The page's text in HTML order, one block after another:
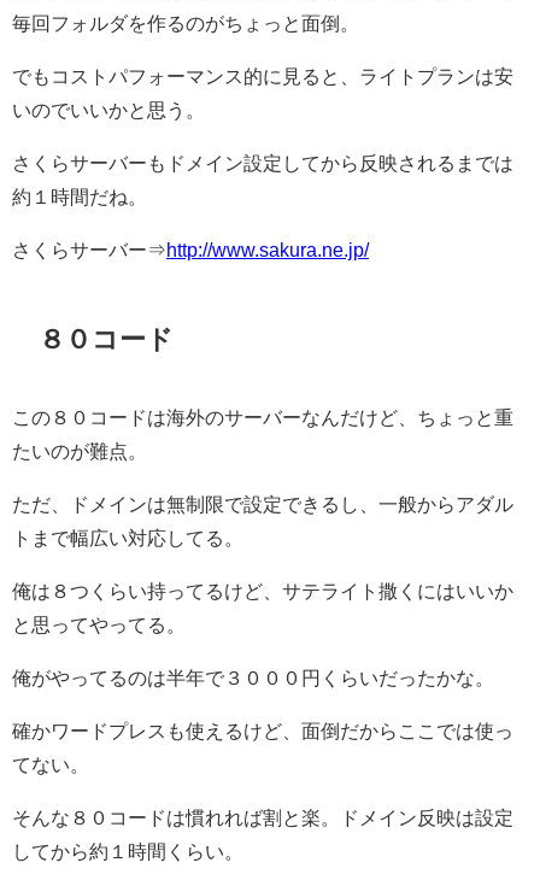
毎回フォルダを作るのがちょっと面倒。
でもコストパフォーマンス的に見ると、ライトプランは安
いのでいいかと思う。
さくらサーバーもドメイン設定してから反映されるまでは
約１時間だね。
さくらサーバー⇒http://www.sakura.ne.jp/
８０コード
この８０コードは海外のサーバーなんだけど、ちょっと重
たいのが難点。
ただ、ドメインは無制限で設定できるし、一般からアダル
トまで幅広い対応してる。
俺は８つくらい持ってるけど、サテライト撒くにはいいか
と思ってやってる。
俺がやってるのは半年で３０００円くらいだったかな。
確かワードプレスも使えるけど、面倒だからここでは使っ
てない。
そんな８０コードは慣れれば割と楽。ドメイン反映は設定
してから約１時間くらい。